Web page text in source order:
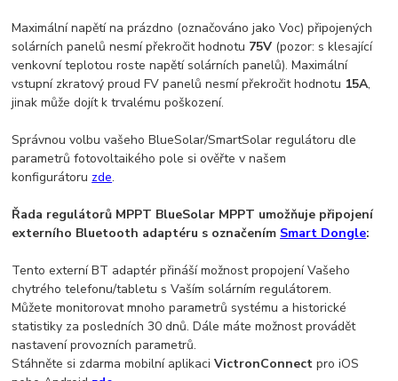
Maximální napětí na prázdno (označováno jako Voc) připojených
solárních panelů nesmí překročit hodnotu 75V (pozor: s klesající
venkovní teplotou roste napětí solárních panelů). Maximální
vstupní zkratový proud FV panelů nesmí překročit hodnotu 15A,
jinak může dojít k trvalému poškození.
Správnou volbu vašeho BlueSolar/SmartSolar regulátoru dle
parametrů fotovoltaikého pole si ověřte v našem
konfigurátoru zde.
Řada regulátorů MPPT BlueSolar MPPT umožňuje připojení
externího Bluetooth adaptéru s označením Smart Dongle:
Tento externí BT adaptér přináší možnost propojení Vašeho
chytrého telefonu/tabletu s Vaším solárním regulátorem.
Můžete monitorovat mnoho parametrů systému a historické
statistiky za posledních 30 dnů. Dále máte možnost provádět
nastavení provozních parametrů.
Stáhněte si zdarma mobilní aplikaciVictronConnect pro iOS